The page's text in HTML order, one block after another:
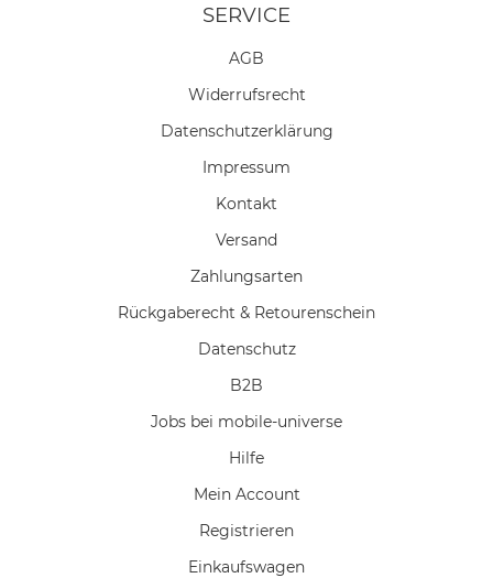
SERVICE
AGB
Widerrufs­recht
Daten­schutz­erklärung
Impressum
Kontakt
Versand
Zahlungsarten
Rückgaberecht & Retourenschein
Datenschutz
B2B
Jobs bei mobile-universe
Hilfe
Mein Account
Registrieren
Einkaufswagen